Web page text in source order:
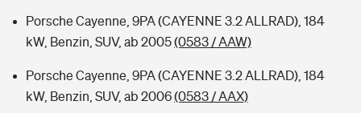
Porsche Cayenne, 9PA (CAYENNE 3.2 ALLRAD), 184
kW, Benzin, SUV, ab 2005(0583 / AAW)
Porsche Cayenne, 9PA (CAYENNE 3.2 ALLRAD), 184
kW, Benzin, SUV, ab 2006(0583 / AAX)